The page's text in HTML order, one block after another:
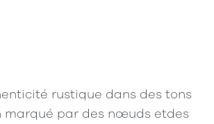
rustique dans des tons
marqué par des nœuds etdes